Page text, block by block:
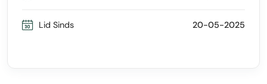
Lid Sinds 20-05-2025